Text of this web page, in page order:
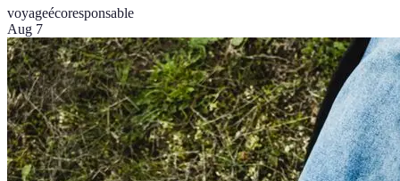
voyageécoresponsable
Aug 7